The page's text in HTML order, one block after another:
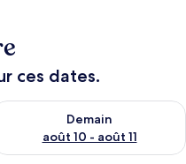
ces dates.
août 9 - août 10
Demain
août 10 - août 11
la disponibilité pour